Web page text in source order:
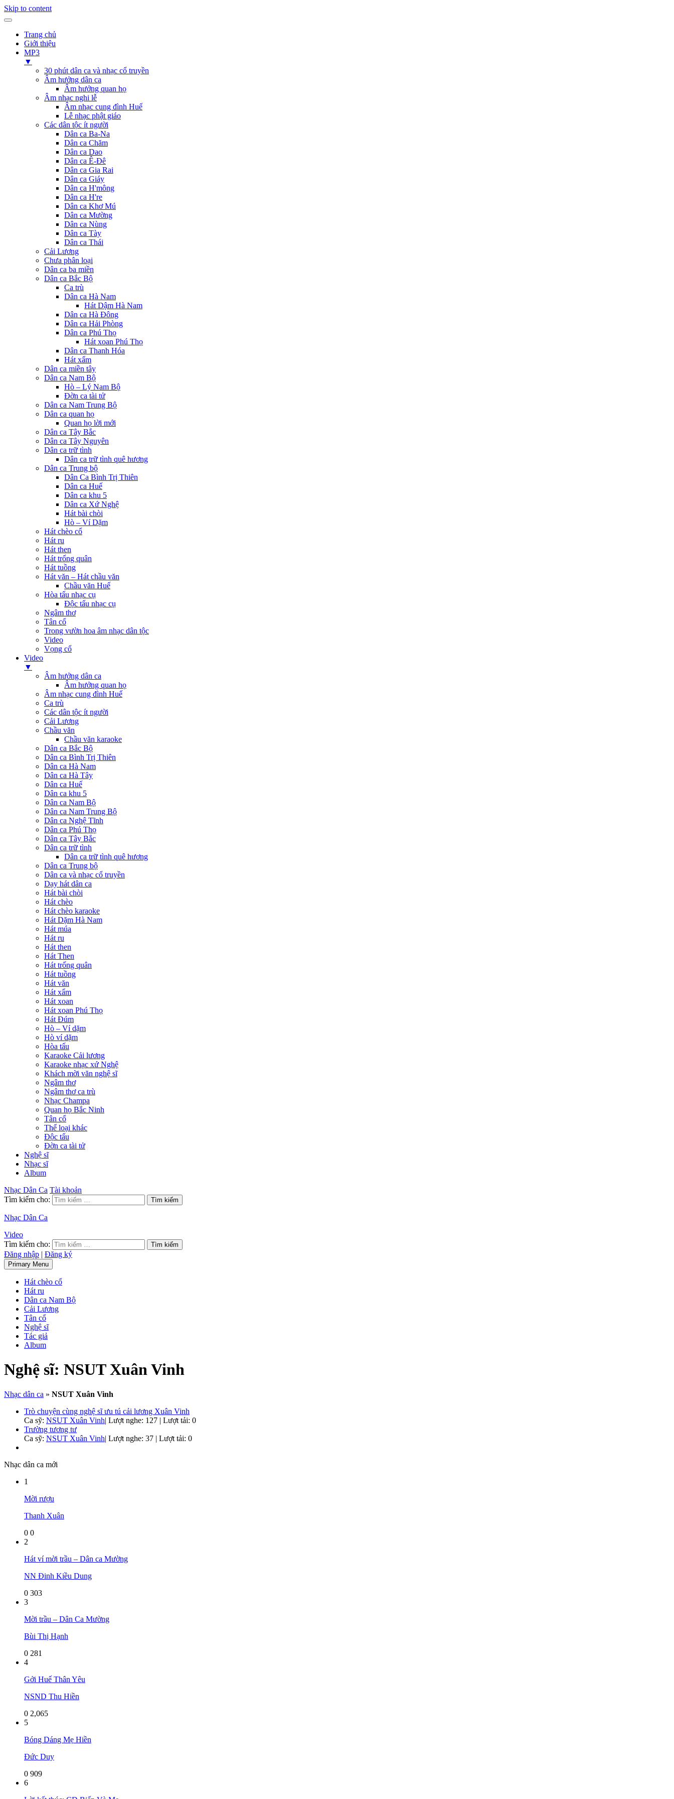
Skip to content
Trang chủ
Giới thiệu
MP3
▼
30 phút dân ca và nhạc cổ truyền
Âm hưởng dân ca
Âm hưởng quan họ
Âm nhạc nghi lễ
Âm nhạc cung đình Huế
Lễ nhạc phật giáo
Các dân tộc ít người
Dân ca Ba-Na
Dân ca Chăm
Dân ca Dao
Dân ca Ê-Đê
Dân ca Gia Rai
Dân ca Giáy
Dân ca H'mông
Dân ca H're
Dân ca Khơ Mú
Dân ca Mường
Dân ca Nùng
Dân ca Tày
Dân ca Thái
Cải Lương
Chưa phân loại
Dân ca ba miền
Dân ca Bắc Bộ
Ca trù
Dân ca Hà Nam
Hát Dậm Hà Nam
Dân ca Hà Đông
Dân ca Hải Phòng
Dân ca Phú Thọ
Hát xoan Phú Thọ
Dân ca Thanh Hóa
Hát xẩm
Dân ca miền tây
Dân ca Nam Bộ
Hò – Lý Nam Bộ
Đờn ca tài tử
Dân ca Nam Trung Bộ
Dân ca quan họ
Quan họ lời mới
Dân ca Tây Bắc
Dân ca Tây Nguyên
Dân ca trữ tình
Dân ca trữ tình quê hương
Dân ca Trung bộ
Dân Ca Bình Trị Thiên
Dân ca Huế
Dân ca khu 5
Dân ca Xứ Nghệ
Hát bài chòi
Hò – Ví Dặm
Hát chèo cổ
Hát ru
Hát then
Hát trống quân
Hát tuồng
Hát văn – Hát chầu văn
Chầu văn Huế
Hòa tấu nhạc cụ
Độc tấu nhạc cụ
Ngâm thơ
Tân cổ
Trong vườn hoa âm nhạc dân tộc
Video
Vọng cổ
Video
▼
Âm hưởng dân ca
Âm hưởng quan họ
Âm nhạc cung đình Huế
Ca trù
Các dân tộc ít người
Cải Lương
Chầu văn
Chầu văn karaoke
Dân ca Bắc Bộ
Dân ca Bình Trị Thiên
Dân ca Hà Nam
Dân ca Hà Tây
Dân ca Huế
Dân ca khu 5
Dân ca Nam Bộ
Dân ca Nam Trung Bộ
Dân ca Nghệ Tĩnh
Dân ca Phú Thọ
Dân ca Tây Bắc
Dân ca trữ tình
Dân ca trữ tình quê hương
Dân ca Trung bộ
Dân ca và nhạc cổ truyền
Dạy hát dân ca
Hát bài chòi
Hát chèo
Hát chèo karaoke
Hát Dặm Hà Nam
Hát múa
Hát ru
Hát then
Hát Then
Hát trống quân
Hát tuồng
Hát văn
Hát xẩm
Hát xoan
Hát xoan Phú Thọ
Hát Đúm
Hò – Ví dặm
Hò ví dặm
Hòa tấu
Karaoke Cải lương
Karaoke nhạc xứ Nghệ
Khách mời văn nghệ sĩ
Ngâm thơ
Ngâm thơ ca trù
Nhạc Champa
Quan họ Bắc Ninh
Tân cổ
Thể loại khác
Độc tấu
Đờn ca tài tử
Nghệ sĩ
Nhạc sĩ
Album
Nhạc Dân Ca Tài khoản
Tìm kiếm cho:
Nhạc Dân Ca
Video
Tìm kiếm cho:
Đăng nhập | Đăng ký
Primary Menu
Hát chèo cổ
Hát ru
Dân ca Nam Bộ
Cải Lương
Tân cổ
Nghệ sĩ
Tác giả
Album
Nghệ sĩ: NSUT Xuân Vinh
Nhạc dân ca » NSUT Xuân Vinh
Trò chuyện cùng nghệ sĩ ưu tú cải lương Xuân Vinh
Ca sỹ: NSUT Xuân Vinh| Lượt nghe: 127 | Lượt tải: 0
Trường tương tư
Ca sỹ: NSUT Xuân Vinh| Lượt nghe: 37 | Lượt tải: 0
Nhạc dân ca mới
1
Mời rượu
Thanh Xuân
0 0
2
Hát ví mời trầu – Dân ca Mường
NN Đinh Kiều Dung
0 303
3
Mời trầu – Dân Ca Mường
Bùi Thị Hạnh
0 281
4
Gởi Huế Thân Yêu
NSND Thu Hiền
0 2,065
5
Bóng Dáng Mẹ Hiền
Đức Duy
0 909
6